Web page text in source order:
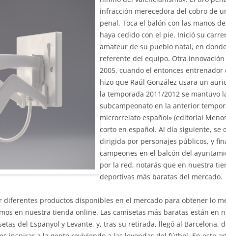
infracción merecedora del cobro de
penal. Toca el balón con las manos
haya cedido con el pie. Inició su
amateur de su pueblo natal, en
referente del equipo. Otra
2005, cuando el entonces
hizo que Raúl González usara un
la temporada 2011/2012 se mantuvo
subcampeonato en la anterior
microrrelato español» (editorial
corto en español. Al día siguiente, se
dirigida por personajes públicos, y
campeones en el balcón del
por la red, notarás que en nuestra
deportivas más baratas del mercado.
productos disponibles en el mercado para obtener lo
en nuestra tienda online. Las camisetas más baratas están en
del Espanyol y Levante, y, tras su retirada, llegó al Barcelona,